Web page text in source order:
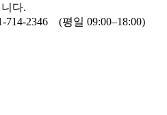
니다.
714-2346 (평일 09:00–18:00)